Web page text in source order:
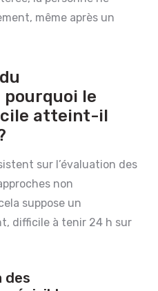
même après un
le
atteint-il
sur l’évaluation des
non
suppose un
difficile à tenir 24 h sur
des